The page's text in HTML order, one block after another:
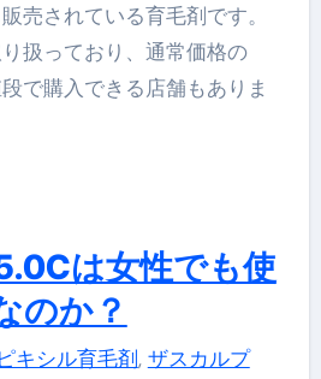
売されている育毛剤です。
扱っており、通常価格の
で購入できる店舗もありま
は女性でも使
のか？
キシル育毛剤, ザスカルプ